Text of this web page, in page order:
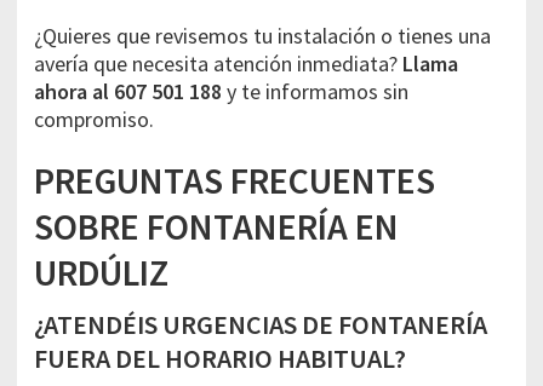
¿Quieres que revisemos tu instalación o tienes una
avería que necesita atención inmediata? Llama
ahora al 607 501 188 y te informamos sin
compromiso.
PREGUNTAS FRECUENTES
SOBRE FONTANERÍA EN
URDÚLIZ
¿ATENDÉIS URGENCIAS DE FONTANERÍA
FUERA DEL HORARIO HABITUAL?